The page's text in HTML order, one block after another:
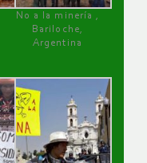
No a la minería ,
Bariloche,
Argentina